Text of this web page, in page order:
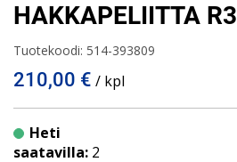
HAKKAPELIITTA R3
Tuotekoodi: 514-393809
210,00 € / kpl
Heti
saatavilla: 2